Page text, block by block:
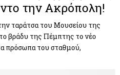
την Ακρόπολη!
ταράτσα του Μουσείου της
βράδυ της Πέμπτης το νέο
πρόσωπα του σταθμού,